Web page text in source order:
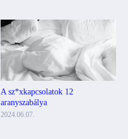
A sz*xkapcsolatok 12
aranyszabálya
2024.06.07.